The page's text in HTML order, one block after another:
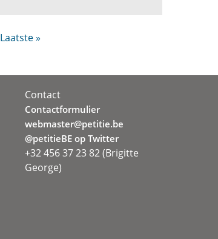
Laatste »
Contact
Contactformulier
webmaster@petitie.be
@petitieBE op Twitter
+32 456 37 23 82 (Brigitte
George)